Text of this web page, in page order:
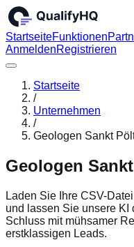
StartseiteFunktionen
AnmeldenRegistrieren
Startseite
/
Unternehmen
/
Geologen Sankt
Geologen
Laden Sie Ihre CSV-
und lassen Sie unsere KI
Schluss mit mühsamer
erstklassigen Leads.